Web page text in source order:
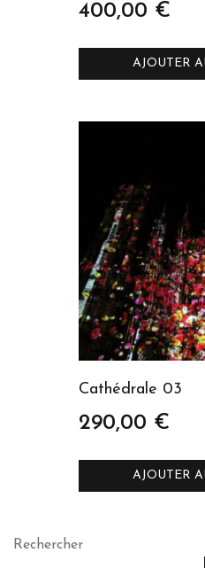
400,00 €
AJOUTER
Cathédrale 03
290,00 €
AJOUTER
Rechercher